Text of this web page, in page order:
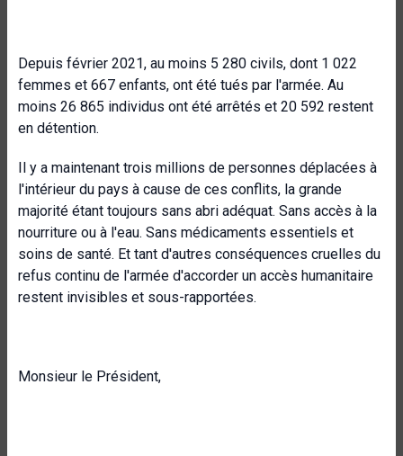
Depuis février 2021, au moins 5 280 civils, dont 1 022
femmes et 667 enfants, ont été tués par l'armée. Au
moins 26 865 individus ont été arrêtés et 20 592 restent
en détention.
Il y a maintenant trois millions de personnes déplacées à
l'intérieur du pays à cause de ces conflits, la grande
majorité étant toujours sans abri adéquat. Sans accès à la
nourriture ou à l'eau. Sans médicaments essentiels et
soins de santé. Et tant d'autres conséquences cruelles du
refus continu de l'armée d'accorder un accès humanitaire
restent invisibles et sous-rapportées.
Monsieur le Président,